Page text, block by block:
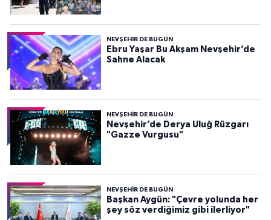
NEVŞEHIR DE BUGÜN
Ebru Yaşar Bu Akşam Nevşehir’de
Sahne Alacak
NEVŞEHIR DE BUGÜN
Nevşehir’de Derya Uluğ Rüzgarı
"Gazze Vurgusu"
NEVŞEHIR DE BUGÜN
Başkan Aygün: "Çevre yolunda her
şey söz verdiğimiz gibi ilerliyor"